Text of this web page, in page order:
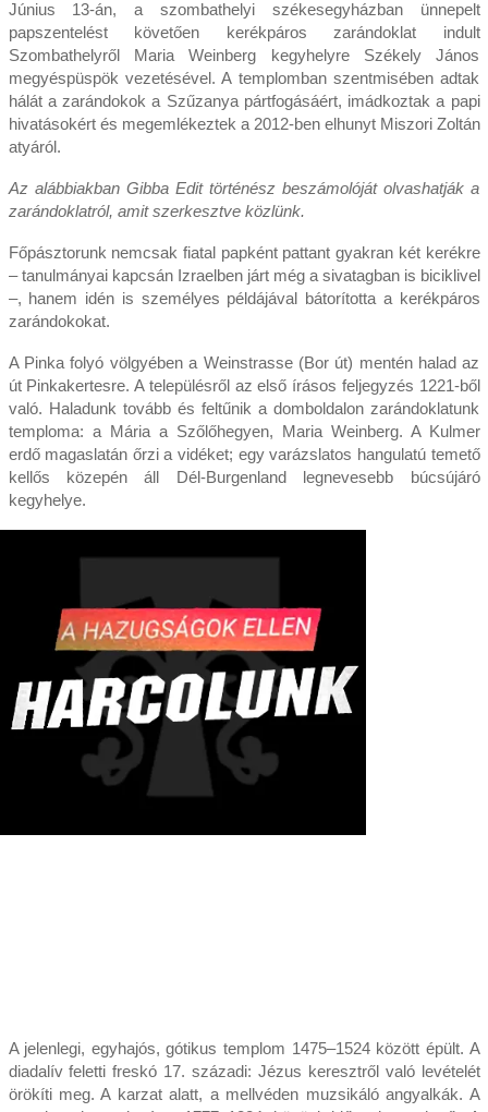
Június 13-án, a szombathelyi székesegyházban ünnepelt
papszentelést követően kerékpáros zarándoklat indult
Szombathelyről Maria Weinberg kegyhelyre Székely János
megyéspüspök vezetésével. A templomban szentmisében adtak
hálát a zarándokok a Szűzanya pártfogásáért, imádkoztak a papi
hivatásokért és megemlékeztek a 2012-ben elhunyt Miszori Zoltán
atyáról.
Az alábbiakban Gibba Edit történész beszámolóját olvashatják a
zarándoklatról, amit szerkesztve közlünk.
Főpásztorunk nemcsak fiatal papként pattant gyakran két kerékre
– tanulmányai kapcsán Izraelben járt még a sivatagban is biciklivel
–, hanem idén is személyes példájával bátorította a kerékpáros
zarándokokat.
A Pinka folyó völgyében a Weinstrasse (Bor út) mentén halad az
út Pinkakertesre. A településről az első írásos feljegyzés 1221-ből
való. Haladunk tovább és feltűnik a domboldalon zarándoklatunk
temploma: a Mária a Szőlőhegyen, Maria Weinberg. A Kulmer
erdő magaslatán őrzi a vidéket; egy varázslatos hangulatú temető
kellős közepén áll Dél-Burgenland legnevesebb búcsújáró
kegyhelye.
A jelenlegi, egyhajós, gótikus templom 1475–1524 között épült. A
diadalív feletti freskó 17. századi: Jézus keresztről való levételét
örökíti meg. A karzat alatt, a mellvéden muzsikáló angyalkák. A